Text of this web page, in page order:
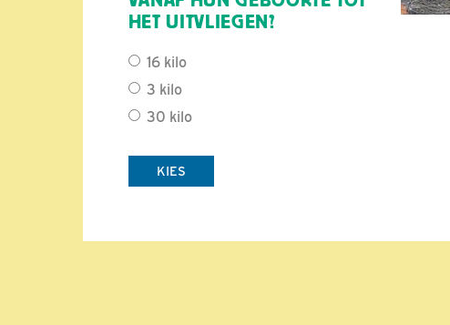
HET UITVLIEGEN?
16 kilo
3 kilo
30 kilo
KIES